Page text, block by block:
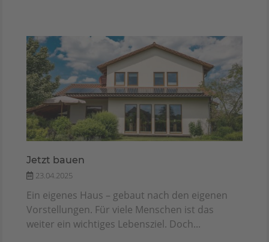
Jetzt bauen
23.04.2025
Ein eigenes Haus – gebaut nach den eigenen
Vorstellungen. Für viele Menschen ist das
weiter ein wichtiges Lebensziel. Doch...